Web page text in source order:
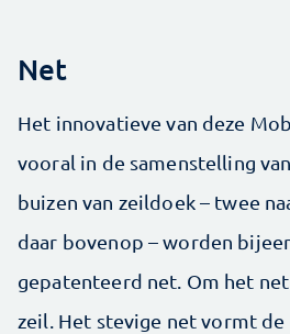
Net
Het innovatieve van deze
vooral in de samenstelling
buizen van zeildoek – twee
daar bovenop – worden
gepatenteerd net. Om het
zeil. Het stevige net vormt